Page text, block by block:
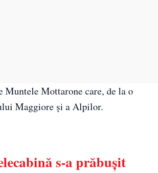
Mottarone care, de la o
Maggiore şi a Alpilor.
s-a prăbușit